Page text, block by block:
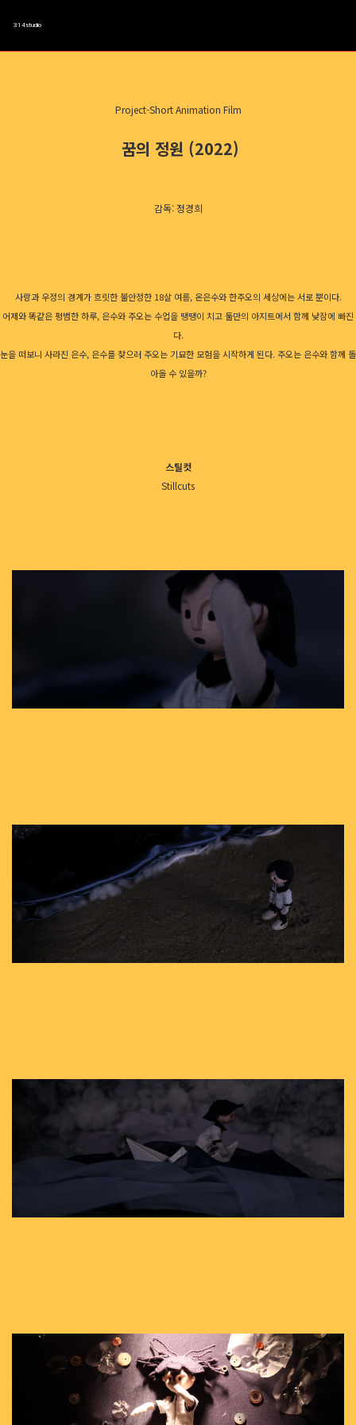
314studio
Project-Short Animation Film
꿈의 정원 (2022)
감독: 정경희
사랑과 우정의 경계가 흐릿한 불안정한 18살 여름, 온은수와 한주오의 세상에는 서로 뿐이다.
어제와 똑같은 평범한 하루, 은수와 주오는 수업을 땡땡이 치고 둘만의 아지트에서 함께 낮잠에 빠진
다.
눈을 떠보니 사라진 은수, 은수를 찾으러 주오는 기묘한 모험을 시작하게 된다. 주오는 은수와 함께 돌
아올 수 있을까?
스틸컷
Stillcuts